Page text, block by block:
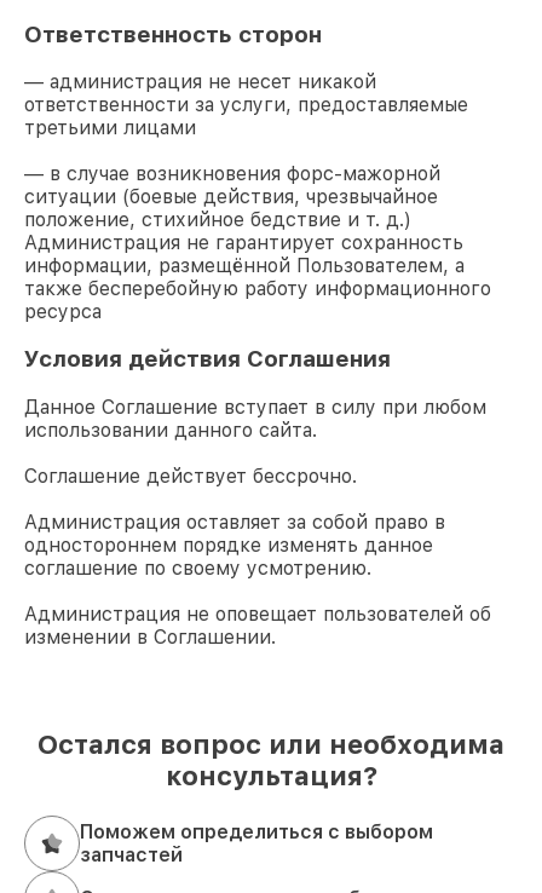
Ответственность сторон
— администрация не несет никакой
ответственности за услуги, предоставляемые
третьими лицами
— в случае возникновения форс-мажорной
ситуации (боевые действия, чрезвычайное
положение, стихийное бедствие и т. д.)
Администрация не гарантирует сохранность
информации, размещённой Пользователем, а
также бесперебойную работу информационного
ресурса
Условия действия Соглашения
Данное Соглашение вступает в силу при любом
использовании данного сайта.
Соглашение действует бессрочно.
Администрация оставляет за собой право в
одностороннем порядке изменять данное
соглашение по своему усмотрению.
Администрация не оповещает пользователей об
изменении в Соглашении.
Остался вопрос или необходима
консультация?
Поможем определиться с выбором
запчастей